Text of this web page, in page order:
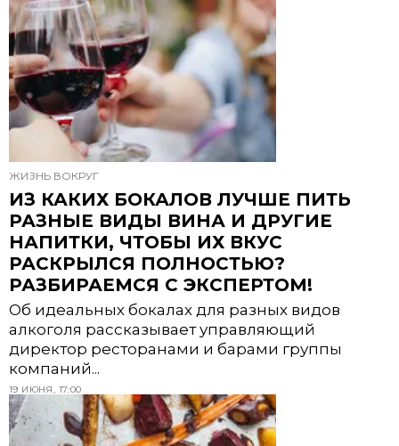
ЖИЗНЬ ВОКРУГ
ИЗ КАКИХ БОКАЛОВ ЛУЧШЕ ПИТЬ
РАЗНЫЕ ВИДЫ ВИНА И ДРУГИЕ
НАПИТКИ, ЧТОБЫ ИХ ВКУС
РАСКРЫЛСЯ ПОЛНОСТЬЮ?
РАЗБИРАЕМСЯ С ЭКСПЕРТОМ!
Об идеальных бокалах для разных видов
алкоголя рассказывает управляющий
директор ресторанами и барами группы
компаний...
19 ИЮНЯ, 17:00